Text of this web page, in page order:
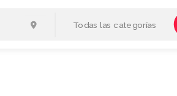
Todas las categorías